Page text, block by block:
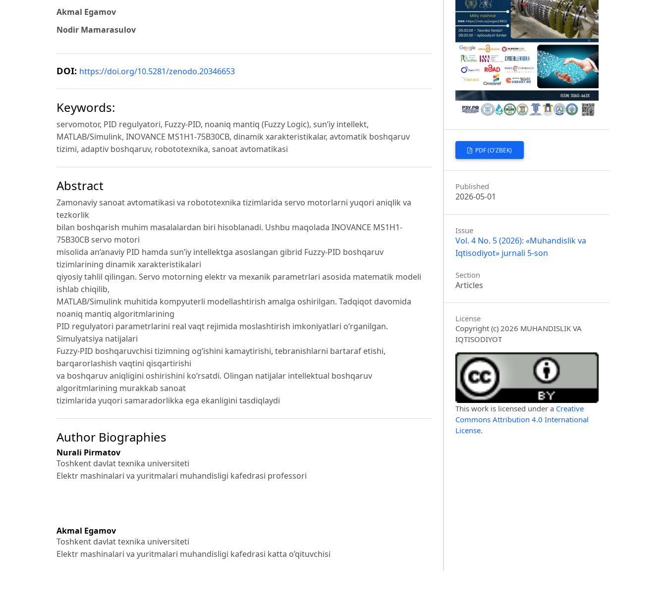
Akmal Egamov
Nodir Mamarasulov
DOI: https://doi.org/10.5281/zenodo.20346653
Keywords:
servomotor, PID regulyatori, Fuzzy-PID, noaniq mantiq (Fuzzy Logic), sun’iy intellekt,
MATLAB/Simulink, INOVANCE MS1H1-75B30CB, dinamik xarakteristikalar, avtomatik boshqaruv
tizimi, adaptiv boshqaruv, robototexnika, sanoat avtomatikasi
Abstract
Zamonaviy sanoat avtomatikasi va robototexnika tizimlarida servo motorlarni yuqori aniqlik va
tezkorlik
bilan boshqarish muhim masalalardan biri hisoblanadi. Ushbu maqolada INOVANCE MS1H1-
75B30CB servo motori
misolida an’anaviy PID hamda sun’iy intellektga asoslangan gibrid Fuzzy-PID boshqaruv
tizimlarining dinamik xarakteristikalari
qiyosiy tahlil qilingan. Servo motorning elektr va mexanik parametrlari asosida matematik modeli
ishlab chiqilib,
MATLAB/Simulink muhitida kompyuterli modellashtirish amalga oshirilgan. Tadqiqot davomida
noaniq mantiq algoritmlarining
PID regulyatori parametrlarini real vaqt rejimida moslashtirish imkoniyatlari o‘rganilgan.
Simulyatsiya natijalari
Fuzzy-PID boshqaruvchisi tizimning og‘ishini kamaytirishi, tebranishlarni bartaraf etishi,
barqarorlashish vaqtini qisqartirishi
va boshqaruv aniqligini oshirishini ko‘rsatdi. Olingan natijalar intellektual boshqaruv
algoritmlarining murakkab sanoat
tizimlarida yuqori samaradorlikka ega ekanligini tasdiqlaydi
Author Biographies
Nurali Pirmatov
Toshkent davlat texnika universiteti
Elektr mashinalari va yuritmalari muhandisligi kafedrasi professori
Akmal Egamov
Toshkent davlat texnika universiteti
Elektr mashinalari va yuritmalari muhandisligi kafedrasi katta o’qituvchisi
PDF (O'ZBEK)
Published
2026-05-01
Issue
Vol. 4 No. 5 (2026): «Muhandislik va
Iqtisodiyot» jurnali 5-son
Section
Articles
License
Copyright (c) 2026 MUHANDISLIK VA
IQTISODIYOT
This work is licensed under a Creative
Commons Attribution 4.0 International
License.